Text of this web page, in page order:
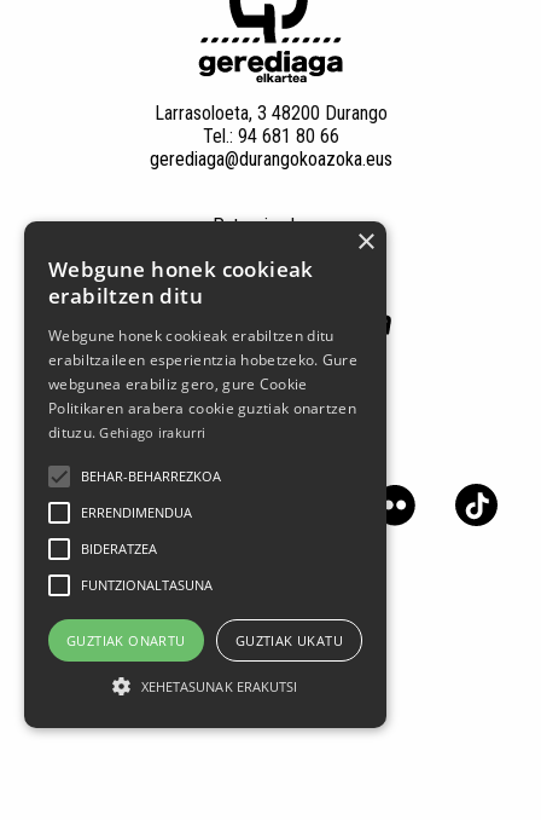
Larrasoloeta, 3 48200 Durango
Tel.: 94 681 80 66
gerediaga@durangokoazoka.eus
Patrocinadores ×
Webgune honek cookieak
erabiltzen ditu
Webgune honek cookieak erabiltzen ditu
erabiltzaileen esperientzia hobetzeko. Gure
webgunea erabiliz gero, gure Cookie
Politikaren arabera cookie guztiak onartzen
dituzu.Gehiago irakurri
BEHAR-BEHARREZKOA
ERRENDIMENDUA
BIDERATZEA
FUNTZIONALTASUNA
GUZTIAK ONARTU GUZTIAK UKATU
XEHETASUNAK ERAKUTSI